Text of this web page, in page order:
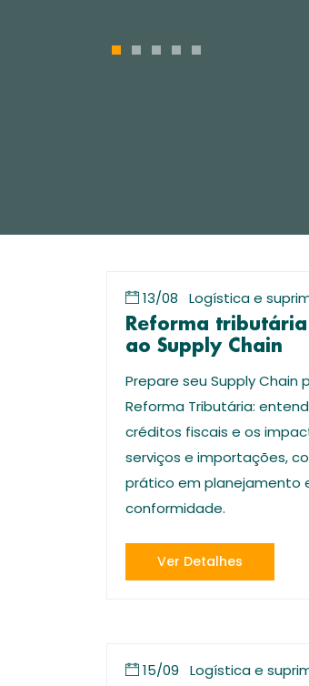
1 2 3 4 5
13/08 Logística e
Reforma
ao Supply Chain
Prepare seu Supply Chain
Reforma Tributária:
créditos fiscais e os
serviços e importações,
prático em planejamento
conformidade.
Ver Detalhes
15/09 Logística e